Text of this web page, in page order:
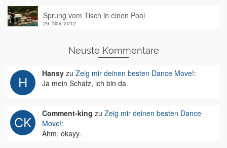
Sprung vom Tisch in einen Pool
29. Nov. 2012
Neuste Kommentare
Hansy zu Zeig mir deinen besten Dance Move!:
Ja mein Schatz, ich bin da.
Comment-king zu Zeig mir deinen besten Dance
Move!:
Ähm, okayy.